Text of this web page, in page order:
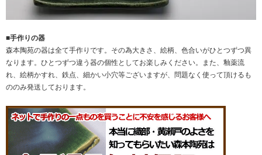
■手作りの器
森本陶苑の器は全て手作りです。その為大きさ、絵柄、色合いがひとつずつ異
なります。ひとつずつ違う器の個性としてお楽しみください。また、釉薬流
れ、絵柄かすれ、鉄点、細かい小穴等ございますが、問題なく使って頂けるも
ののみ発送しております。